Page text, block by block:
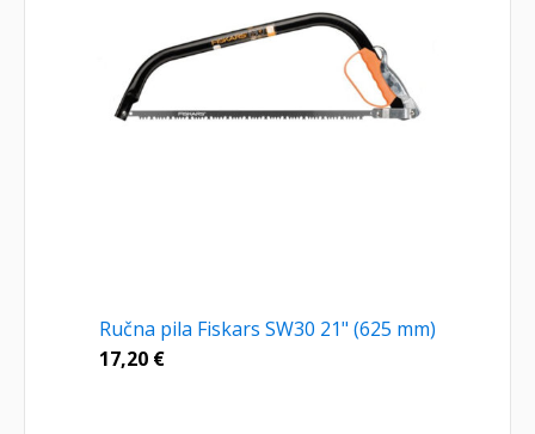
Ručna pila Fiskars SW30 21" (625 mm)
17,20 €